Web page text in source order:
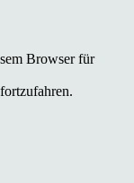
Browser für